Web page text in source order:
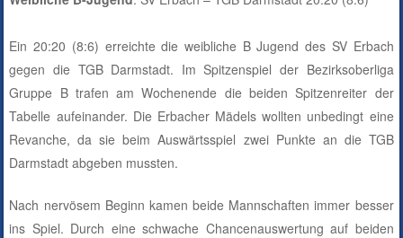
Ein 20:20 (8:6) erreichte die weibliche B Jugend des SV Erbach
gegen die TGB Darmstadt. Im Spitzenspiel der Bezirksoberliga
Gruppe B trafen am Wochenende die beiden Spitzenreiter der
Tabelle aufeinander. Die Erbacher Mädels wollten unbedingt eine
Revanche, da sie beim Auswärtsspiel zwei Punkte an die TGB
Darmstadt abgeben mussten.
Nach nervösem Beginn kamen beide Mannschaften immer besser
ins Spiel. Durch eine schwache Chancenauswertung auf beiden